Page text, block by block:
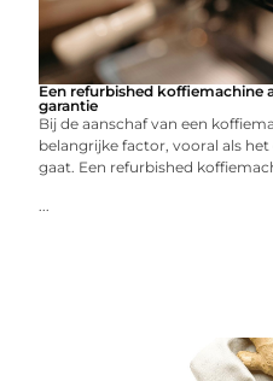
Een refurbished koffiemachine
garantie
Bij de aanschaf van een
belangrijke factor, vooral als
gaat. Een refurbished
...